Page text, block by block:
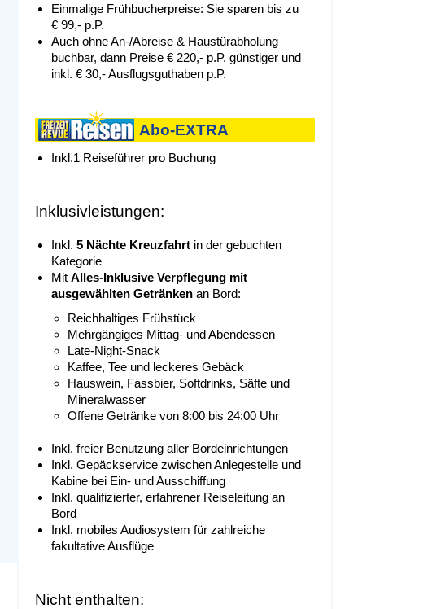
Einmalige Frühbucherpreise: Sie sparen bis zu
€ 99,- p.P.
Auch ohne An-/Abreise & Haustürabholung
buchbar, dann Preise € 220,- p.P. günstiger und
inkl. € 30,- Ausflugsguthaben p.P.
Abo-EXTRA
Inkl.1 Reiseführer pro Buchung
Inklusivleistungen:
Inkl.5 Nächte Kreuzfahrt in der gebuchten
Kategorie
MitAlles-Inklusive Verpflegung mit
ausgewählten Getränken an Bord:
Reichhaltiges Frühstück
Mehrgängiges Mittag- und Abendessen
Late-Night-Snack
Kaffee, Tee und leckeres Gebäck
Hauswein, Fassbier, Softdrinks, Säfte und
Mineralwasser
Offene Getränke von 8:00 bis 24:00 Uhr
Inkl. freier Benutzung aller Bordeinrichtungen
Inkl. Gepäckservice zwischen Anlegestelle und
Kabine bei Ein- und Ausschiffung
Inkl. qualifizierter, erfahrener Reiseleitung an
Bord
Inkl. mobiles Audiosystem für zahlreiche
fakultative Ausflüge
Nicht enthalten: